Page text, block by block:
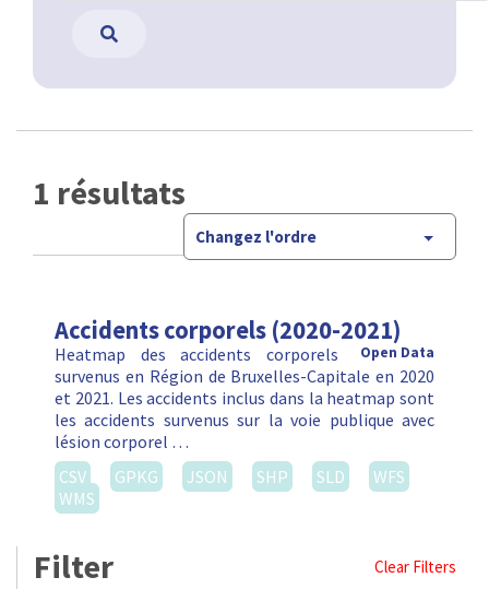
1 résultats
Changez l'ordre
Accidents corporels (2020-2021)
Open Data
Heatmap des accidents corporels
survenus en Région de Bruxelles-Capitale en 2020
et 2021. Les accidents inclus dans la heatmap sont
les accidents survenus sur la voie publique avec
lésion corporel …
CSV
GPKG JSON SHP SLD
WFS
WMS
Filter Clear Filters